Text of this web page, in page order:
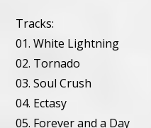
Tracks:
01. White Lightning
02. Tornado
03. Soul Crush
04. Ectasy
05. Forever and a Day